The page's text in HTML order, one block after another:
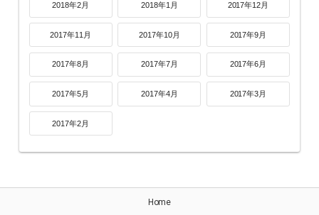
2018年2月 2018年1月 2017年12月
2017年11月 2017年10月 2017年9月
2017年8月 2017年7月 2017年6月
2017年5月 2017年4月 2017年3月
2017年2月
Home